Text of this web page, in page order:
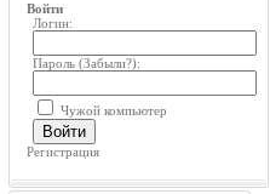
Войти
Логин:
Пароль (Забыли?):
Чужой компьютер
Войти
Регистрация